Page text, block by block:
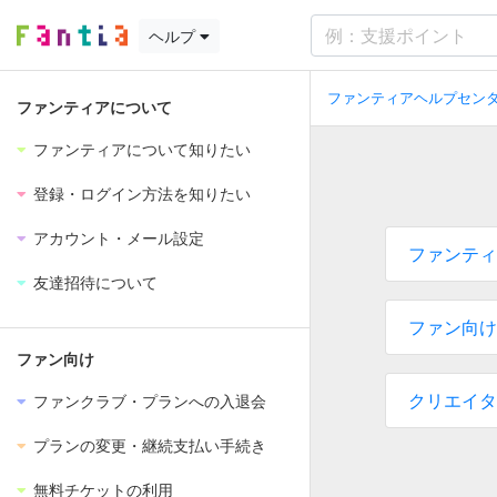
ヘルプ
ファンティアについて
ファンティアについて知りたい
登録・ログイン方法を知りたい
アカウント・メール設定
友達招待について
ファン向け
ファンクラブ・プランへの入退会
プランの変更・継続支払い手続き
無料チケットの利用
ファンティアヘルプセン
ファンテ
ファン向け
クリエイ